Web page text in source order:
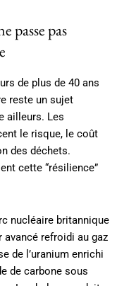
passe pas
de plus de 40 ans
reste un sujet
ailleurs. Les
le risque, le coût
des déchets.
cette “résilience”
nucléaire britannique
avancé refroidi au gaz
de l’uranium enrichi
de carbone sous